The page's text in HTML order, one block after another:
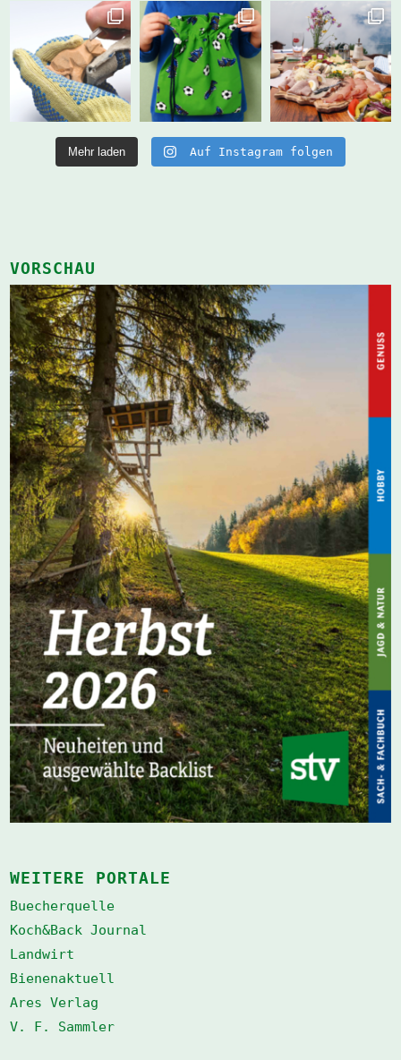
Mehr laden Auf Instagram folgen
VORSCHAU
WEITERE PORTALE
Buecherquelle
Koch&Back Journal
Landwirt
Bienenaktuell
Ares Verlag
V. F. Sammler